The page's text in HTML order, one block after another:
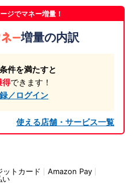
ジでマネー増量！
増量の内訳
条件を満たすと
得できます！
／ログイン
使える店舗・サービス一覧
ットカード
Amazon Pay
い